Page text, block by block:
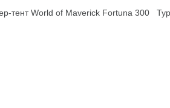
тент World of Maverick Fortuna 300